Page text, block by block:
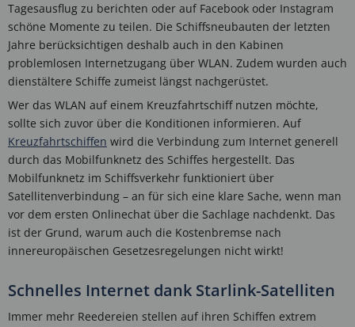
Tagesausflug zu berichten oder auf Facebook oder Instagram
schöne Momente zu teilen. Die Schiffsneubauten der letzten
Jahre berücksichtigen deshalb auch in den Kabinen
problemlosen Internetzugang über WLAN. Zudem wurden auch
dienstältere Schiffe zumeist längst nachgerüstet.
Wer das WLAN auf einem Kreuzfahrtschiff nutzen möchte,
sollte sich zuvor über die Konditionen informieren. Auf
Kreuzfahrtschiffen wird die Verbindung zum Internet generell
durch das Mobilfunknetz des Schiffes hergestellt. Das
Mobilfunknetz im Schiffsverkehr funktioniert über
Satellitenverbindung – an für sich eine klare Sache, wenn man
vor dem ersten Onlinechat über die Sachlage nachdenkt. Das
ist der Grund, warum auch die Kostenbremse nach
innereuropäischen Gesetzesregelungen nicht wirkt!
Schnelles Internet dank Starlink-Satelliten
Immer mehr Reedereien stellen auf ihren Schiffen extrem